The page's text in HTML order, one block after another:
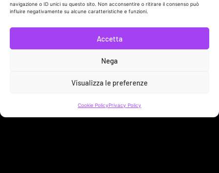
navigazione o ID unici su questo sito. Non acconsentire o ritirare il consenso può
influire negativamente su alcune caratteristiche e funzioni.
Accetta
Nega
Visualizza le preferenze
Cookie PolicyPrivacy Policy